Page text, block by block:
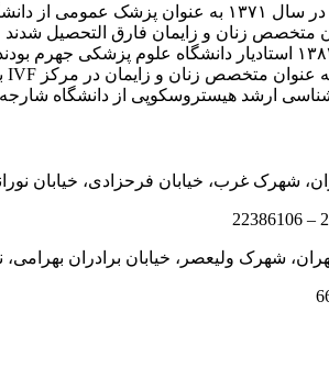
فارغ التحصیل شدند
ارشد هیستروسکوپی از دانشگاه
شهرک غرب، خیابان فرحزادی، خیابان
شهرک ولیعصر، خیابان برادران